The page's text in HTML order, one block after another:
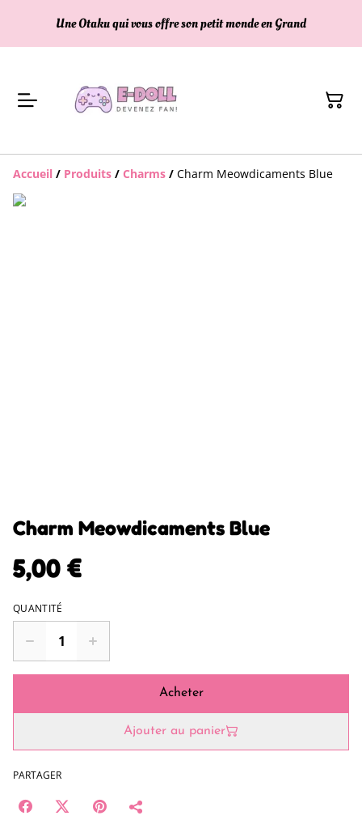
Une Otaku qui vous offre son petit monde en Grand
Accueil / Produits / Charms / Charm Meowdicaments Blue
Charm Meowdicaments Blue
5,00 €
QUANTITÉ
Acheter
Ajouter au panier
PARTAGER